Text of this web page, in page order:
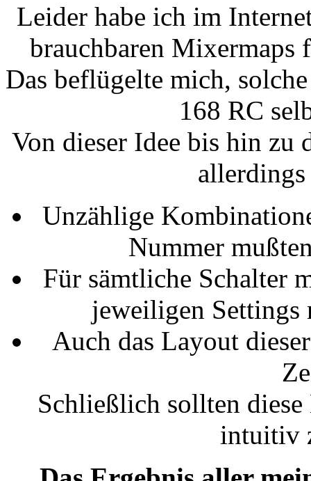
Leider habe ich im
brauchbaren Mixermaps
Das beflügelte mich,
168 RC
Von dieser Idee bis hin zu
Unzählige
Nummer
Für sämtliche Schalter
jeweiligen Settings
Auch das Layout
Schließlich sollten
intuitiv